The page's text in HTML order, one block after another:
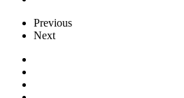
Previous
Next